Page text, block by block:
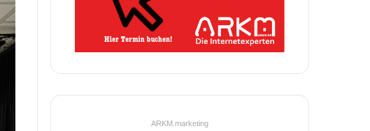
ARKM.marketing